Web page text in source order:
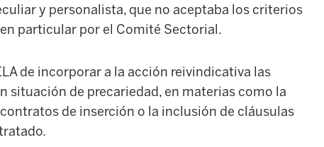
y personalista, que no aceptaba los criterios
particular por el Comité Sectorial.
de incorporar a la acción reivindicativa las
situación de precariedad, en materias como la
de inserción o la inclusión de cláusulas